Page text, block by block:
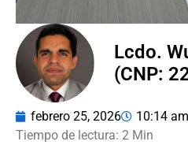
Lcdo.
(CNP:
febrero 25, 2026 10:14 am